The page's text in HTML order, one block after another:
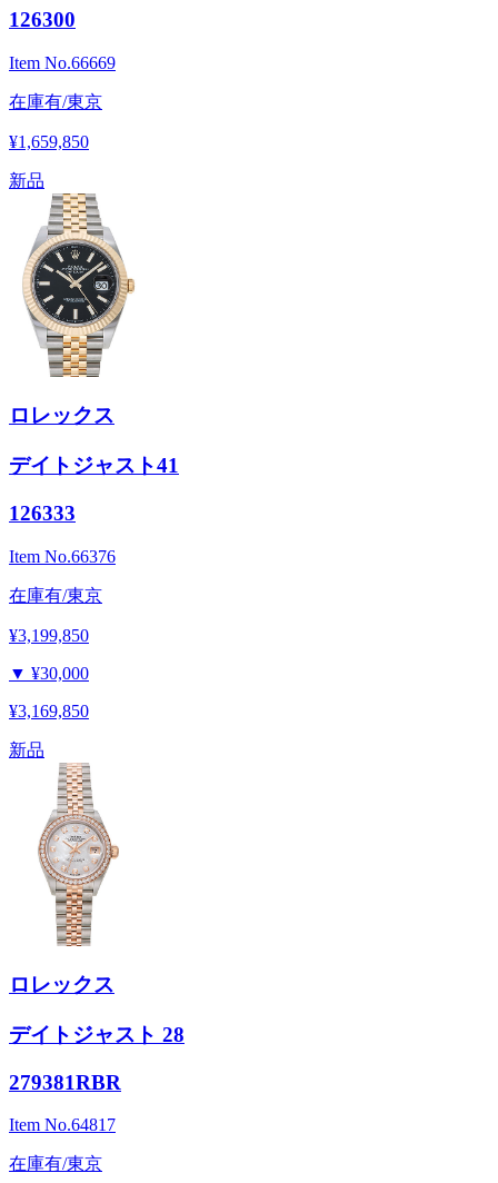
126300
Item No.66669
在庫有/東京
¥1,659,850
新品
ロレックス
デイトジャスト41
126333
Item No.66376
在庫有/東京
¥3,199,850
▼ ¥30,000
¥3,169,850
新品
ロレックス
デイトジャスト 28
279381RBR
Item No.64817
在庫有/東京